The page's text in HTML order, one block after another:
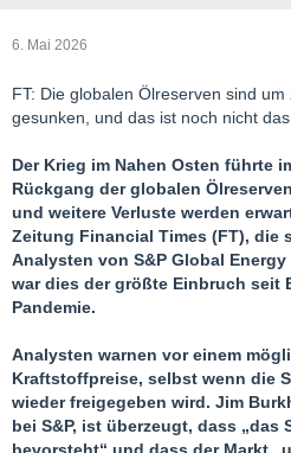
6. Mai 2026
FT: Die globalen Ölreserven sind
gesunken, und das ist noch nicht das
Der Krieg im Nahen Osten führte
Rückgang der globalen
und weitere Verluste werden
Zeitung Financial Times (FT), die
Analysten von S&P Global
war dies der größte Einbruch seit
Pandemie.
Analysten warnen vor einem
Kraftstoffpreise, selbst wenn die
wieder freigegeben wird. Jim
bei S&P, ist überzeugt, dass „das
bevorsteht“ und dass der Markt